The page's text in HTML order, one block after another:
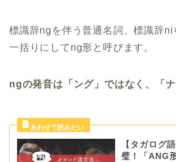
標識辞ngを伴う普通名詞、標識辞ni
一括りにしてng形と呼びます。
ngの発音は「ング」ではなく、「ナ
【タガログ
璧！「ANG